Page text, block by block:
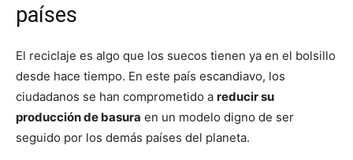
países
El reciclaje es algo que los suecos tienen ya en el bolsillo
desde hace tiempo. En este país escandiavo, los
ciudadanos se han comprometido a reducir su
producción de basura en un modelo digno de ser
seguido por los demás países del planeta.